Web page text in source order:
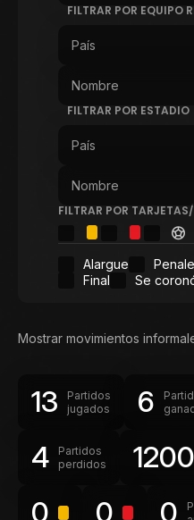
FILTRAR POR EQUIPO
FILTRAR POR ESTADIO
FILTRAR POR
Alargue
Final
Se
Mostrar movimientos
13
Partidos
jugados
6
4
Partidos
perdidos
1200
0 0 0